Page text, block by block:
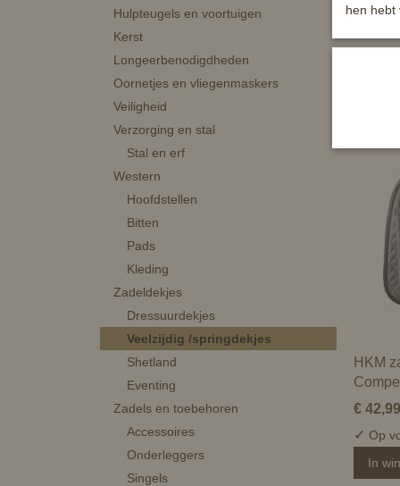
Hulpteugels en voortuigen
Kerst
Longeerbenodigdheden
Oornetjes en vliegenmaskers
Veiligheid
Verzorging en stal
Stal en erf
Western
Hoofdstellen
Bitten
Pads
Kleding
Zadeldekjes
Dressuurdekjes
Veelzijdig /springdekjes
Shetland
Eventing
Zadels en toebehoren
Accessoires
Onderleggers
Singels
HKM
€ 42,99
✓ Op
In
hen hebt